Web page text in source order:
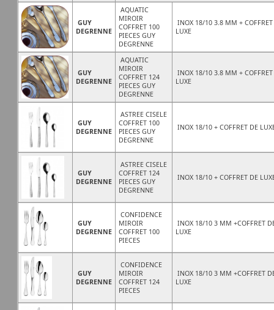
GUY
DEGRENNE
AQUATIC
MIROIR
COFFRET 100
PIECES GUY
DEGRENNE
INOX 18/10 3.8 MM + COFFRET
LUXE
GUY
DEGRENNE
AQUATIC
MIROIR
COFFRET 124
PIECES GUY
DEGRENNE
INOX 18/10 3.8 MM + COFFRET
LUXE
GUY
DEGRENNE
ASTREE CISELE
COFFRET 100
PIECES GUY
DEGRENNE
INOX 18/10 + COFFRET DE
GUY
DEGRENNE
ASTREE CISELE
COFFRET 124
PIECES GUY
DEGRENNE
INOX 18/10 + COFFRET DE
GUY
DEGRENNE
CONFIDENCE
MIROIR
COFFRET 100
PIECES
INOX 18/10 3 MM +COFFRET
LUXE
GUY
DEGRENNE
CONFIDENCE
MIROIR
COFFRET 124
PIECES
INOX 18/10 3 MM +COFFRET
LUXE